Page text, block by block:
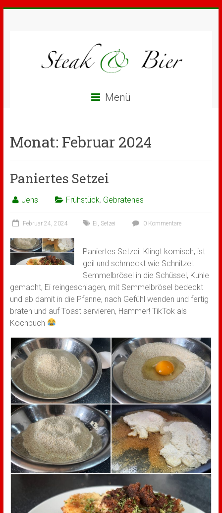
Menü
Monat: Februar 2024
Paniertes Setzei
Jens Frühstück, Gebratenes
Februar 24, 2024 Ei Setzei 0 Kommentare
Paniertes Setzei. Klingt komisch, ist
geil und schmeckt wie Schnitzel.
Semmelbrösel in die Schüssel, Kuhle
gemacht, Ei reingeschlagen, mit Semmelbrösel bedeckt
und ab damit in die Pfanne, nach Gefühl wenden und fertig
braten und auf Toast servieren, Hammer! TikTok als
Kochbuch